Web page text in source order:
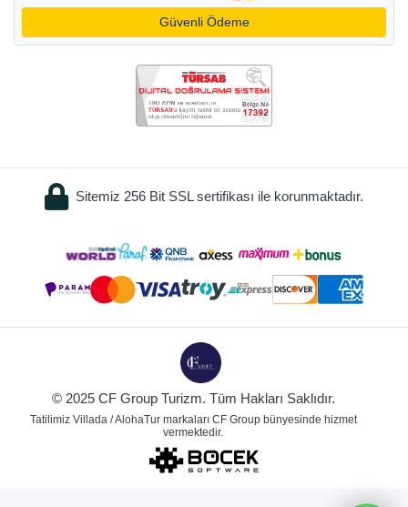
Güvenli Ödeme
Sitemiz 256 Bit SSL sertifikası ile korunmaktadır.
© 2025 CF Group Turizm. Tüm Hakları Saklıdır.
Tatilimiz Villada / AlohaTur markaları CF Group bünyesinde hizmet
vermektedir.